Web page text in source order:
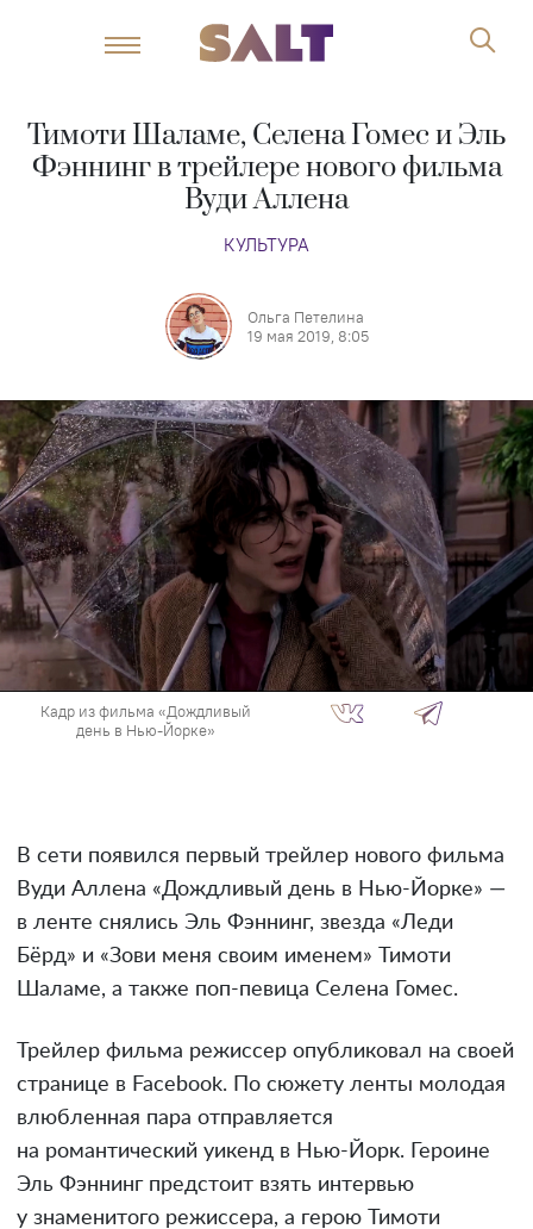
Тимоти Шаламе, Селена Гомес и Эль
Фэннинг в трейлере нового фильма
Вуди Аллена
КУЛЬТУРА
Ольга Петелина
19 мая 2019, 8:05
Кадр из фильма «Дождливый
день в Нью-Йорке»
В сети появился первый трейлер нового фильма
Вуди Аллена «Дождливый день в Нью-Йорке» —
в ленте снялись Эль Фэннинг, звезда «Леди
Бёрд» и «Зови меня своим именем» Тимоти
Шаламе, а также поп-певица Селена Гомес.
Трейлер фильма режиссер опубликовал на своей
странице в Facebook. По сюжету ленты молодая
влюбленная пара отправляется
на романтический уикенд в Нью-Йорк. Героине
Эль Фэннинг предстоит взять интервью
у знаменитого режиссера, а герою Тимоти